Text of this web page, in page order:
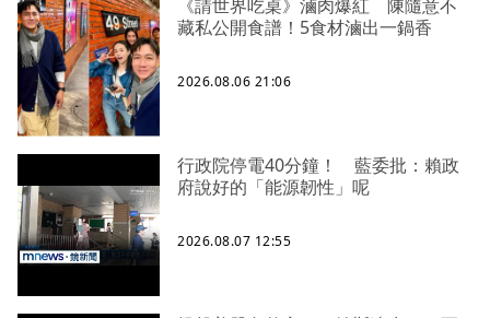
《請世界吃桌》滷肉爆紅 陳隨意不
藏私公開食譜！5食材滷出一鍋香
2026.08.06 21:06
行政院停電40分鐘！ 藍委批：賴政
府說好的「能源韌性」呢
2026.08.07 12:55